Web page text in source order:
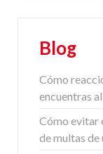
Blog
Cómo
encuentras
Cómo evitar
de multas de